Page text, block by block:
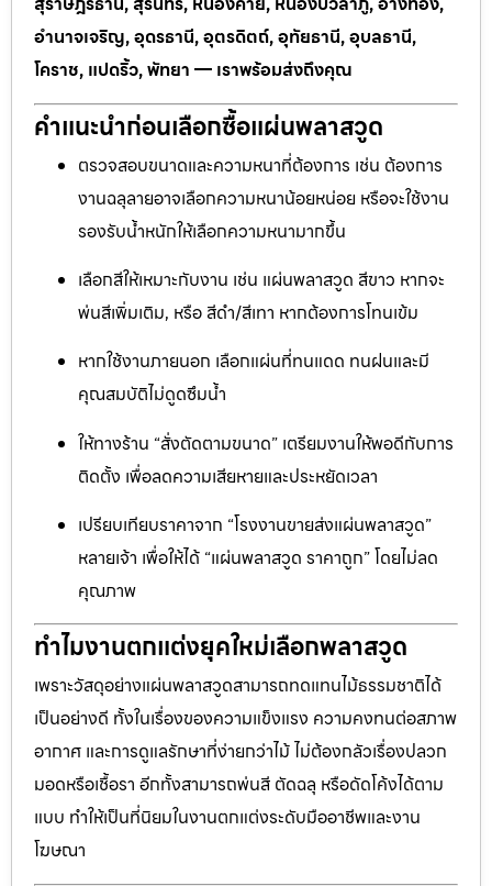
อำนาจเจริญ, อุดรธานี, อุตรดิตถ์, อุทัยธานี, อุบลธานี,
โคราช, แปดริ้ว, พัทยา — เราพร้อมส่งถึงคุณ
คำแนะนำก่อนเลือกซื้อแผ่นพลาสวูด
ตรวจสอบขนาดและความหนาที่ต้องการ เช่น ต้องการ
งานฉลุลายอาจเลือกความหนาน้อยหน่อย หรือจะใช้งาน
รองรับน้ำหนักให้เลือกความหนามากขึ้น
เลือกสีให้เหมาะกับงาน เช่น แผ่นพลาสวูด สีขาว หากจะ
พ่นสีเพิ่มเติม, หรือ สีดำ/สีเทา หากต้องการโทนเข้ม
หากใช้งานภายนอก เลือกแผ่นที่ทนแดด ทนฝนและมี
คุณสมบัติไม่ดูดซึมน้ำ
ให้ทางร้าน “สั่งตัดตามขนาด” เตรียมงานให้พอดีกับการ
ติดตั้ง เพื่อลดความเสียหายและประหยัดเวลา
เปรียบเทียบราคาจาก “โรงงานขายส่งแผ่นพลาสวูด”
หลายเจ้า เพื่อให้ได้ “แผ่นพลาสวูด ราคาถูก” โดยไม่ลด
คุณภาพ
ทำไมงานตกแต่งยุคใหม่เลือกพลาสวูด
เพราะวัสดุอย่างแผ่นพลาสวูดสามารถทดแทนไม้ธรรมชาติได้
เป็นอย่างดี ทั้งในเรื่องของความแข็งแรง ความคงทนต่อสภาพ
อากาศ และการดูแลรักษาที่ง่ายกว่าไม้ ไม่ต้องกลัวเรื่องปลวก
มอดหรือเชื้อรา อีกทั้งสามารถพ่นสี ตัดฉลุ หรือดัดโค้งได้ตาม
แบบ ทำให้เป็นที่นิยมในงานตกแต่งระดับมืออาชีพและงาน
โฆษณา